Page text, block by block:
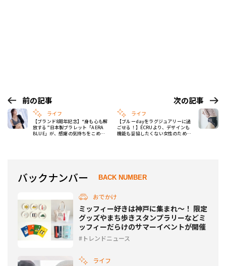
前の記事
ライフ
【ブランド8周年記念】“身も心も解
放する”日本製ブラレット「AERA
BLUE」が、感謝の気持ちをこめた
次の記事
ライフ
【ブルーdayをラグジュアリーに過
ごせる！】ÉCRUより、デザインも
機能も妥協したくない女性のための
バックナンバー BACK NUMBER
おでかけ
ミッフィー好きは神戸に集まれ～！ 限定
グッズやまち歩きスタンプラリーなどミ
ッフィーだらけのサマーイベントが開催
トレンドニュース
ライフ